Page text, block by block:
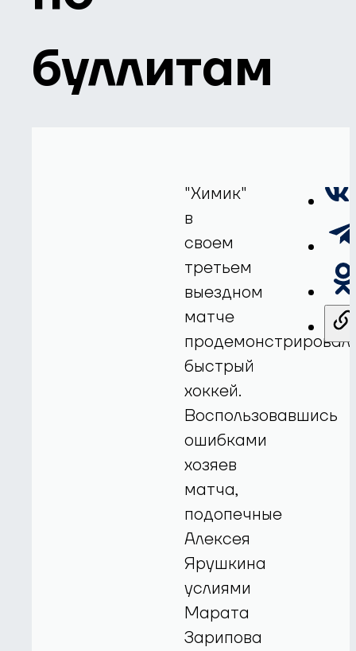
буллитам
"Химик"
в
своем
третьем
выездном
матче
продемонстрировал
быстрый
хоккей.
Воспользовавшись
ошибками
хозяев
матча,
подопечные
Алексея
Ярушкина
услиями
Марата
Зарипова